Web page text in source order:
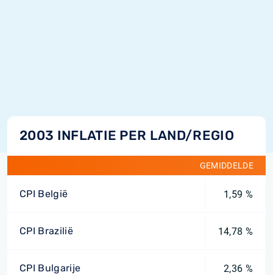
2003 INFLATIE PER LAND/REGIO
GEMIDDELDE
CPI België 1,59 %
CPI Brazilië 14,78 %
CPI Bulgarije 2,36 %